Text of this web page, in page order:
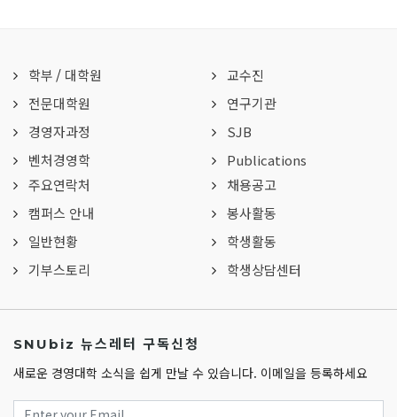
학부 / 대학원
전문대학원
경영자과정
벤처경영학
교수진
연구기관
SJB
Publications
주요연락처
캠퍼스 안내
일반현황
기부스토리
채용공고
봉사활동
학생활동
학생상담센터
SNUbiz 뉴스레터 구독신청
새로운 경영대학 소식을 쉽게 만날 수 있습니다. 이메일을 등록하세요